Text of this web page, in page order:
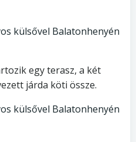
egy terasz, a két
járda köti össze.